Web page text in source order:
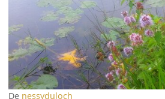
De nessyduloch